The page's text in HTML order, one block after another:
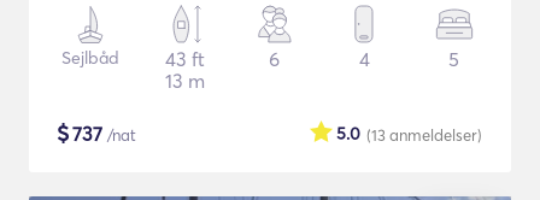
Sejlbåd
43 ft
13 m
6 4 5
$737 /nat (13anmeldelser)
5.0